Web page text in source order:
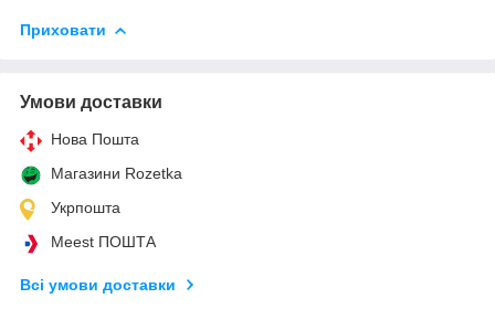
Приховати
Умови доставки
Нова Пошта
Магазини Rozetka
Укрпошта
Meest ПОШТА
Всі умови доставки